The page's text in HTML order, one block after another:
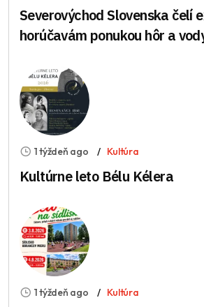
Severovýchod Slovenska čelí
horúčavám ponukou hôr a
1 týždeň ago Kultúra
Kultúrne leto Bélu Kélera
1 týždeň ago Kultúra